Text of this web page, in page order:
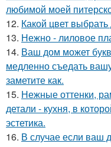
любимой моей
12. Какой цвет
13. Нежно - лиловое
14. Ваш дом может
медленно съедать
заметите как.
15. Нежные оттенки,
детали - кухня, в
эстетика.
16. В случае если ваш